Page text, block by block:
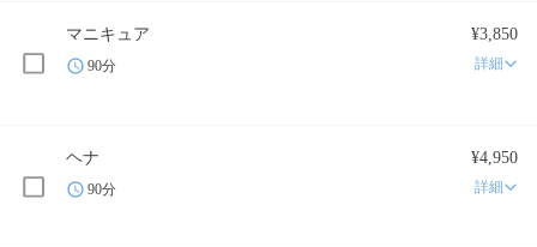
マニキュア ¥3,850
90分 詳細
ヘナ ¥4,950
90分 詳細